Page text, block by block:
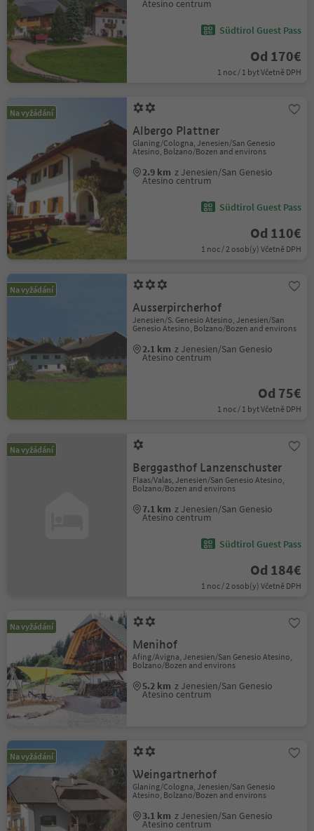
Atesino centrum
Südtirol Guest Pass
Od 170€
1 noc / 1 byt Včetně DPH
Na vyžádání
Albergo Plattner
Glaning/Cologna, Jenesien/San Genesio
Atesino, Bolzano/Bozen and environs
2.9 km z Jenesien/San Genesio
Atesino centrum
Südtirol Guest Pass
Od 110€
1 noc / 2 osob(y) Včetně DPH
Na vyžádání
Ausserpircherhof
Jenesien/S. Genesio Atesino, Jenesien/San
Genesio Atesino, Bolzano/Bozen and environs
2.1 km z Jenesien/San Genesio
Atesino centrum
Od 75€
1 noc / 1 byt Včetně DPH
Na vyžádání
Berggasthof Lanzenschuster
Flaas/Valas, Jenesien/San Genesio Atesino,
Bolzano/Bozen and environs
7.1 km z Jenesien/San Genesio
Atesino centrum
Südtirol Guest Pass
Od 184€
1 noc / 2 osob(y) Včetně DPH
Na vyžádání
Menihof
Afing/Avigna, Jenesien/San Genesio Atesino,
Bolzano/Bozen and environs
5.2 km z Jenesien/San Genesio
Atesino centrum
Na vyžádání
Weingartnerhof
Glaning/Cologna, Jenesien/San Genesio
Atesino, Bolzano/Bozen and environs
3.1 km z Jenesien/San Genesio
Atesino centrum